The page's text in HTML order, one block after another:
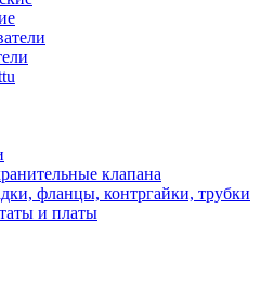
клапана
фланцы, контргайки, трубки
и платы